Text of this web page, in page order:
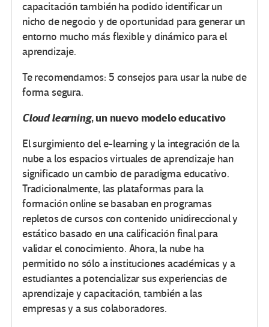
capacitación también ha podido identificar un
nicho de negocio y de oportunidad para generar un
entorno mucho más flexible y dinámico para el
aprendizaje.
Te recomendamos: 5 consejos para usar la nube de
forma segura.
Cloud learning, un nuevo modelo educativo
El surgimiento del e-learning y la integración de la
nube a los espacios virtuales de aprendizaje han
significado un cambio de paradigma educativo.
Tradicionalmente, las plataformas para la
formación online se basaban en programas
repletos de cursos con contenido unidireccional y
estático basado en una calificación final para
validar el conocimiento. Ahora, la nube ha
permitido no sólo a instituciones académicas y a
estudiantes a potencializar sus experiencias de
aprendizaje y capacitación, también a las
empresas y a sus colaboradores.